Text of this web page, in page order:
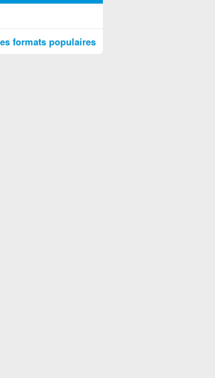
formats populaires